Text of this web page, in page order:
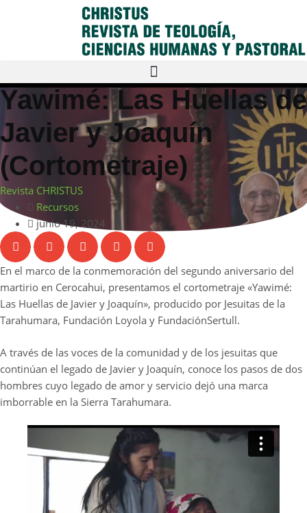
Yawimé: Las Huellas de
Javier y Joaquín
(Cortometraje)
Revista CHRISTUS
Recursos
junio 19, 2024
En el marco de la conmemoración del segundo aniversario del
martirio en Cerocahui, presentamos el cortometraje «Yawimé:
Las Huellas de Javier y Joaquín», producido por Jesuitas de la
Tarahumara, Fundación Loyola y FundaciónSertull.
A través de las voces de la comunidad y de los jesuitas que
continúan el legado de Javier y Joaquín, conoce los pasos de dos
hombres cuyo legado de amor y servicio dejó una marca
imborrable en la Sierra Tarahumara.